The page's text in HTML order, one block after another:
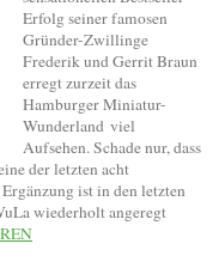
Erfolg seiner famosen
Gründer-Zwillinge
Frederik und Gerrit Braun
erregt zurzeit das
Hamburger Miniatur-
Wunderland viel
Aufsehen. Schade nur, dass
der letzten acht
ist in den letzten
wiederholt angeregt